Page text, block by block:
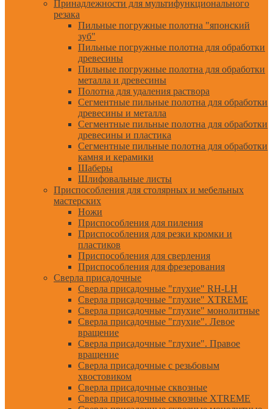
Принадлежности для мультифункционального
резака
Пильные погружные полотна "японский
зуб"
Пильные погружные полотна для обработки
древесины
Пильные погружные полотна для обработки
металла и древесины
Полотна для удаления раствора
Сегментные пильные полотна для обработки
древесины и металла
Сегментные пильные полотна для обработки
древесины и пластика
Сегментные пильные полотна для обработки
камня и керамики
Шаберы
Шлифовальные листы
Приспособления для столярных и мебельных
мастерских
Ножи
Приспособления для пиления
Приспособления для резки кромки и
пластиков
Приспособления для сверления
Приспособления для фрезерования
Сверла присадочные
Сверла присадочные "глухие" RH-LH
Сверла присадочные "глухие" XTREME
Сверла присадочные "глухие" монолитные
Сверла присадочные "глухие". Левое
вращение
Сверла присадочные "глухие". Правое
вращение
Сверла присадочные с резьбовым
хвостовиком
Сверла присадочные сквозные
Сверла присадочные сквозные XTREME